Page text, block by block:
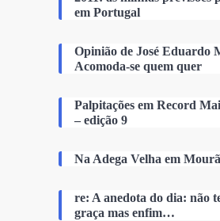
em Portugal
Opinião de José Eduardo
Acomoda-se quem quer
Palpitações em Record
– edição 9
Na Adega Velha em
re: A anedota do dia: não
graça mas enfim…